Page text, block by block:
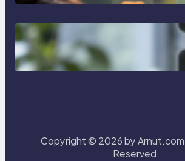
การจำลอง Server ทดสอ
Laragon
Copyright © 2026 by Arnut.com
Reserved.